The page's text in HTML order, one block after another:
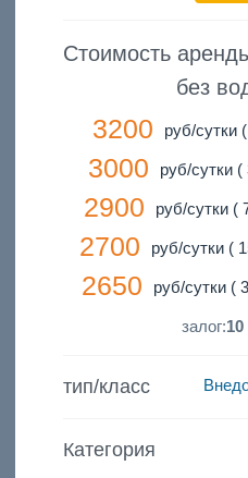
Стоимость
без
3200 руб/сутки
3000 руб/сутки
2900 руб/сутки (
2700 руб/сутки (
2650 руб/сутки (
залог:10
тип/класс
Категория